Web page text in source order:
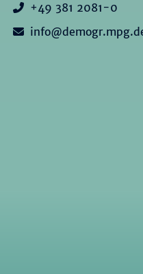
+49 381 2081-0